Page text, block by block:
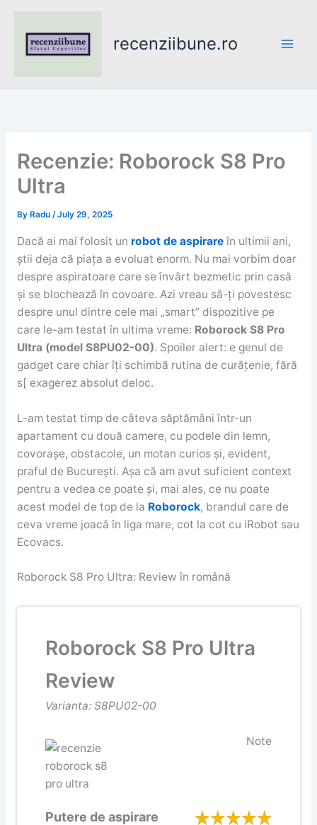
content
recenziibune.ro
Recenzie: Roborock S8 Pro
Ultra
By Radu /July 29, 2025
Dacă ai mai folosit un robot de aspirareîn ultimii ani,
știi deja că piața a evoluat enorm. Nu mai vorbim doar
despre aspiratoare care se învârt bezmetic prin casă
și se blochează în covoare. Azi vreau să-ți povestesc
despre unul dintre cele mai „smart” dispozitive pe
care le-am testat în ultima vreme: Roborock S8 Pro
Ultra (model S8PU02-00). Spoiler alert: e genul de
gadget care chiar îți schimbă rutina de curățenie, fără
s[ exagerez absolut deloc.
L-am testat timp de câteva săptămâni într-un
apartament cu două camere, cu podele din lemn,
covorașe, obstacole, un motan curios și, evident,
praful de București. Așa că am avut suficient context
pentru a vedea ce poate și, mai ales, ce nu poate
acest model de top de la Roborock, brandul care de
ceva vreme joacă în liga mare, cot la cot cu iRobot sau
Ecovacs.
Roborock S8 Pro Ultra: Review în română
Roborock S8 Pro Ultra
Review
Varianta: S8PU02-00
Note
Putere de aspirare